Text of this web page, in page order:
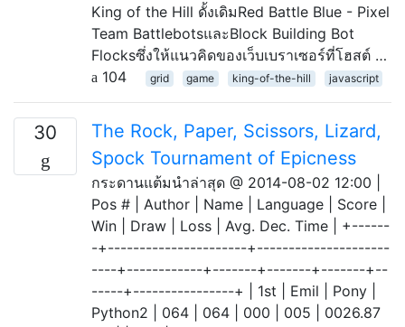
King of the Hill ดั้งเดิมRed Battle Blue - Pixel
Team BattlebotsและBlock Building Bot
Flocksซึ่งให้แนวคิดของเว็บเบราเซอร์ที่โฮสต์ …
104
grid game king-of-the-hill javascript
30
The Rock, Paper, Scissors, Lizard,
Spock Tournament of Epicness
กระดานแต้มนำล่าสุด @ 2014-08-02 12:00 |
Pos # | Author | Name | Language | Score |
Win | Draw | Loss | Avg. Dec. Time | +------
-+----------------------+---------------------
----+------------+-------+-------+-------+--
-----+----------------+ | 1st | Emil | Pony |
Python2 | 064 | 064 | 000 | 005 | 0026.87